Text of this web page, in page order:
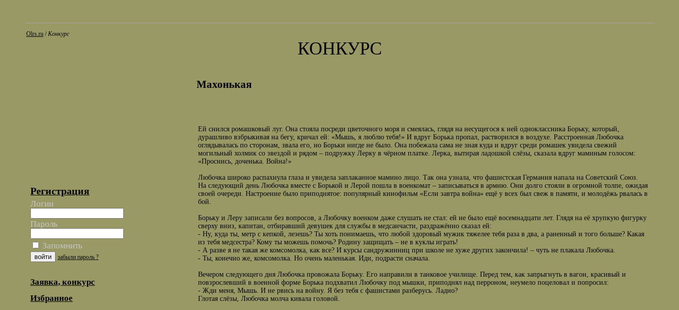
Olrs.ru/Конкурс
КОНКУРС
Регистрация
Логин
Пароль
Запомнить
забыли пароль ?
Заявка, конкурс
Избранное
Махонькая
Ей снился ромашковый луг. Она стояла посреди цветочного моря и смеялась, глядя на несущегося к ней одноклассника Борьку, который,
дурашливо взбрыкивая на бегу, кричал ей: «Мышь, я люблю тебя!» И вдруг Борька пропал, растворился в воздухе. Расстроенная Любочка
оглядывалась по сторонам, звала его, но Борьки нигде не было. Она побежала сама не зная куда и вдруг среди ромашек увидела свежий
могильный холмик со звездой и рядом – подружку Лерку в чёрном платке. Лерка, вытирая ладошкой слёзы, сказала вдруг маминым голосом:
«Проснись, доченька. Война!»
Любочка широко распахнула глаза и увидела заплаканное мамино лицо. Так она узнала, что фашистская Германия напала на Советский Союз.
На следующий день Любочка вместе с Борькой и Лерой пошла в военкомат – записываться в армию. Они долго стояли в огромной толпе, ожидая
своей очереди. Настроение было приподнятое: популярный кинофильм «Если завтра война» ещё у всех был свеж в памяти, и молодёжь рвалась в
бой.
Борьку и Леру записали без вопросов, а Любочку военком даже слушать не стал: ей не было ещё восемнадцати лет. Глядя на её хрупкую фигурку
сверху вниз, капитан, отбиравший девушек для службы в медсанчасти, раздражённо сказал ей:
- Ну, куда ты, метр с кепкой, лезешь? Ты хоть понимаешь, что любой здоровый мужик тяжелее тебя раза в два, а раненный и того больше? Какая
из тебя медсестра? Кому ты можешь помочь? Родину защищать – не в куклы играть!
- А разве я не такая же комсомолка, как все? И курсы сандружинниц при школе не хуже других закончила! – чуть не плакала Любочка.
- Ты, конечно же, комсомолка. Но очень маленькая. Иди, подрасти сначала.
Вечером следующего дня Любочка провожала Борьку. Его направили в танковое училище. Перед тем, как запрыгнуть в вагон, красивый и
повзрослевший в военной форме Борька подхватил Любочку под мышки, приподнял над перроном, неумело поцеловал и попросил:
- Жди меня, Мышь. И не рвись на войну. Я без тебя с фашистами разберусь. Ладно?
Глотая слёзы, Любочка молча кивала головой.